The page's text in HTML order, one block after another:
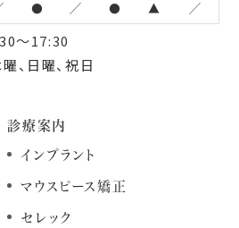
● ／ ● ▲ ／
～17:30
、日曜、祝日
診療案内
インプラント
マウスピース矯正
セレック